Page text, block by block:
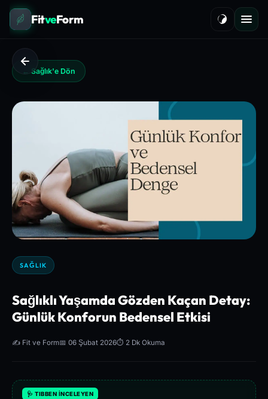
FitveForm
← Sağlık'e Dön
SAĞLIK
Sağlıklı Yaşamda Gözden Kaçan Detay:
Günlük Konforun Bedensel Etkisi
✍️ Fit ve Form📅 06 Şubat 2026⏱️ 2 Dk Okuma
🩺 TIBBEN İNCELEYEN